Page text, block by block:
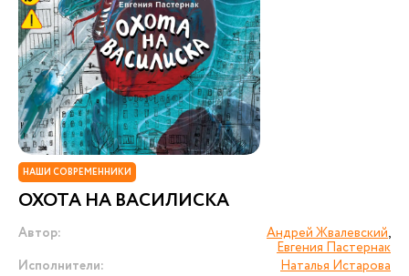
НАШИ СОВРЕМЕННИКИ
ОХОТА НА ВАСИЛИСКА
Автор: Андрей Жвалевский,
Евгения Пастернак
Исполнители:
Наталья Истарова